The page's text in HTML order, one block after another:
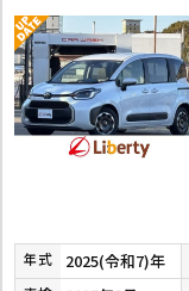
年式 2025(令和7)年